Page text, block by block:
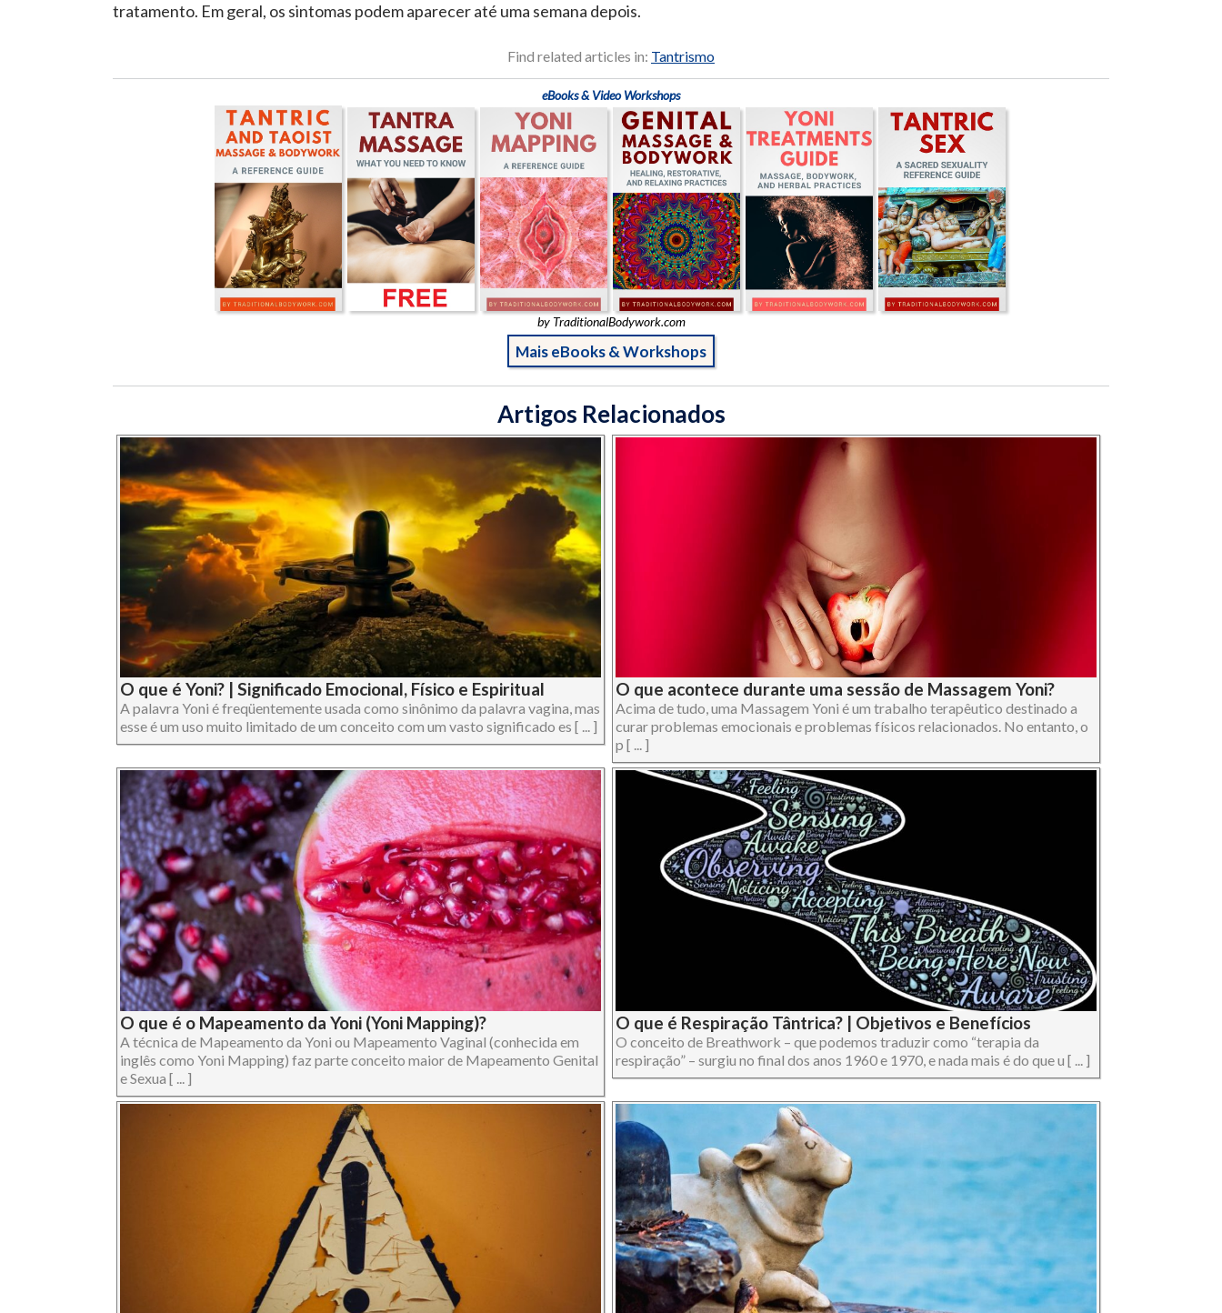
tratamento. Em geral, os sintomas podem aparecer até uma semana depois.
Find related articles in: Tantrismo
eBooks & Video Workshops
by TraditionalBodywork.com
Mais eBooks & Workshops
Artigos Relacionados
O que é Yoni? | Significado Emocional, Físico e Espiritual
A palavra Yoni é freqüentemente usada como sinônimo da palavra vagina, mas
esse é um uso muito limitado de um conceito com um vasto significado es [ ... ]
O que acontece durante uma sessão de Massagem Yoni?
Acima de tudo, uma Massagem Yoni é um trabalho terapêutico destinado a
curar problemas emocionais e problemas físicos relacionados. No entanto, o
p [ ... ]
O que é o Mapeamento da Yoni (Yoni Mapping)?
A técnica de Mapeamento da Yoni ou Mapeamento Vaginal (conhecida em
inglês como Yoni Mapping) faz parte conceito maior de Mapeamento Genital
e Sexua [ ... ]
O que é Respiração Tântrica? | Objetivos e Benefícios
O conceito de Breathwork – que podemos traduzir como “terapia da
respiração” – surgiu no final dos anos 1960 e 1970, e nada mais é do que u [ ... ]